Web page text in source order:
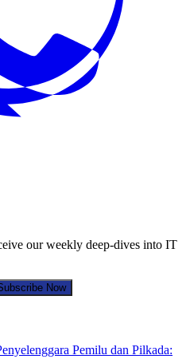
our weekly deep-dives into IT
Now